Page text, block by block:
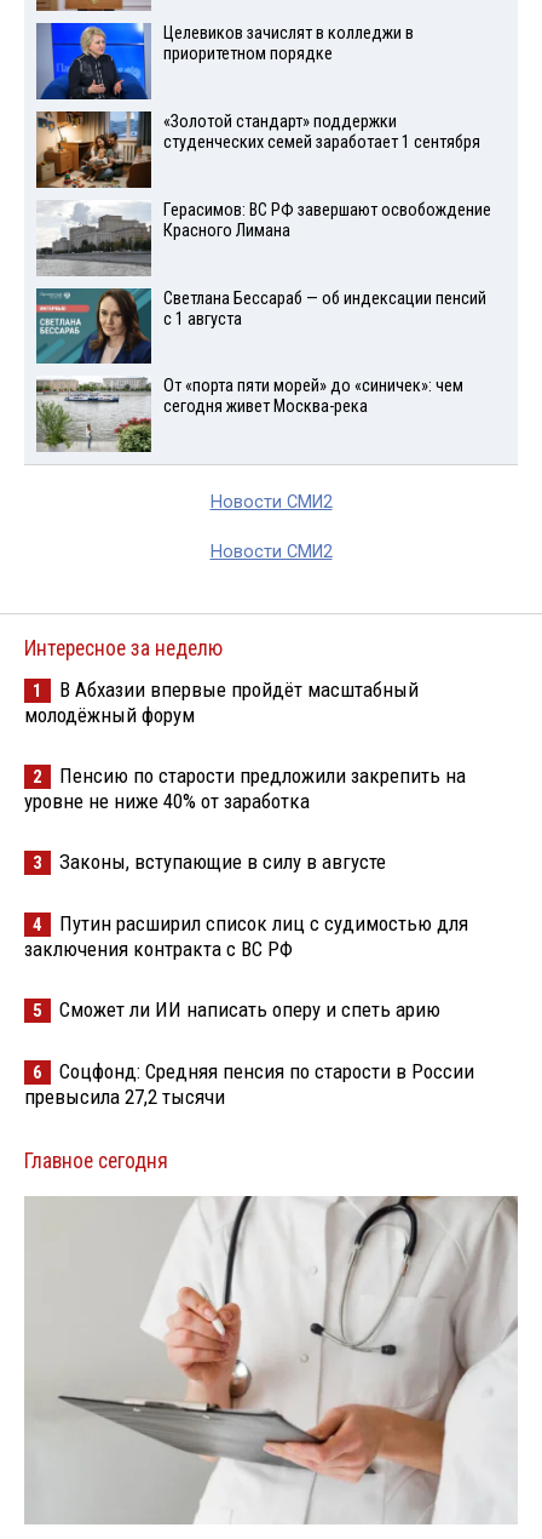
Целевиков зачислят в колледжи в
приоритетном порядке
«Золотой стандарт» поддержки
студенческих семей заработает 1 сентября
Герасимов: ВС РФ завершают освобождение
Красного Лимана
Светлана Бессараб — об индексации пенсий
с 1 августа
От «порта пяти морей» до «синичек»: чем
сегодня живет Москва-река
Новости СМИ2
Новости СМИ2
Интересное за неделю
1
В Абхазии впервые пройдёт масштабный
молодёжный форум
2
Пенсию по старости предложили закрепить на
уровне не ниже 40% от заработка
3 Законы, вступающие в силу в августе
4
Путин расширил список лиц с судимостью для
заключения контракта с ВС РФ
5 Сможет ли ИИ написать оперу и спеть арию
6
Соцфонд: Средняя пенсия по старости в России
превысила 27,2 тысячи
Главное сегодня